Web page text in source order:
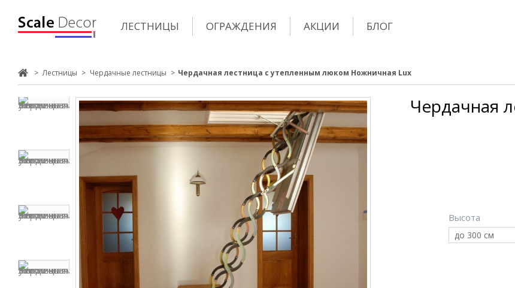
ЛЕСТНИЦЫ ОГРАЖДЕНИЯ АКЦИИ БЛОГ
> Лестницы > Чердачные лестницы > Чердачная лестница с утепленным люком Ножничная Lux
Чердачная
Высота
до 300 см